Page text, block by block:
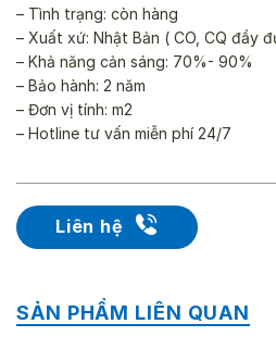
Liên hệ
– Tình trạng: còn hàng
– Xuất xứ: Nhật Bản ( CO, CQ đầy
– Khả năng cản sáng: 70%- 90%
– Bảo hành: 2 năm
– Đơn vị tính: m2
– Hotline tư vấn miễn phí 24/7
SẢN PHẨM LIÊN QUAN